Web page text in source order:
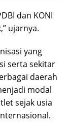
dan KONI
ujarnya.
yang
serta sekitar
daerah
modal
sejak usia